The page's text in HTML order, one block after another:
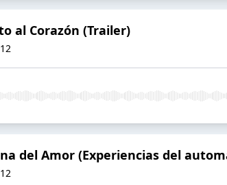
al Corazón (Trailer)
del Amor (Experiencias del